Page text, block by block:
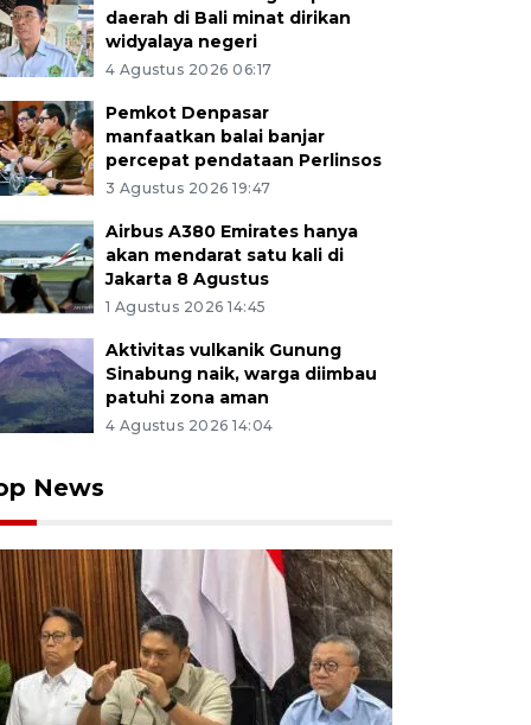
daerah di Bali minat dirikan
widyalaya negeri
4 Agustus 2026 06:17
Pemkot Denpasar
manfaatkan balai banjar
percepat pendataan Perlinsos
3 Agustus 2026 19:47
Airbus A380 Emirates hanya
akan mendarat satu kali di
Jakarta 8 Agustus
1 Agustus 2026 14:45
Aktivitas vulkanik Gunung
Sinabung naik, warga diimbau
patuhi zona aman
4 Agustus 2026 14:04
News